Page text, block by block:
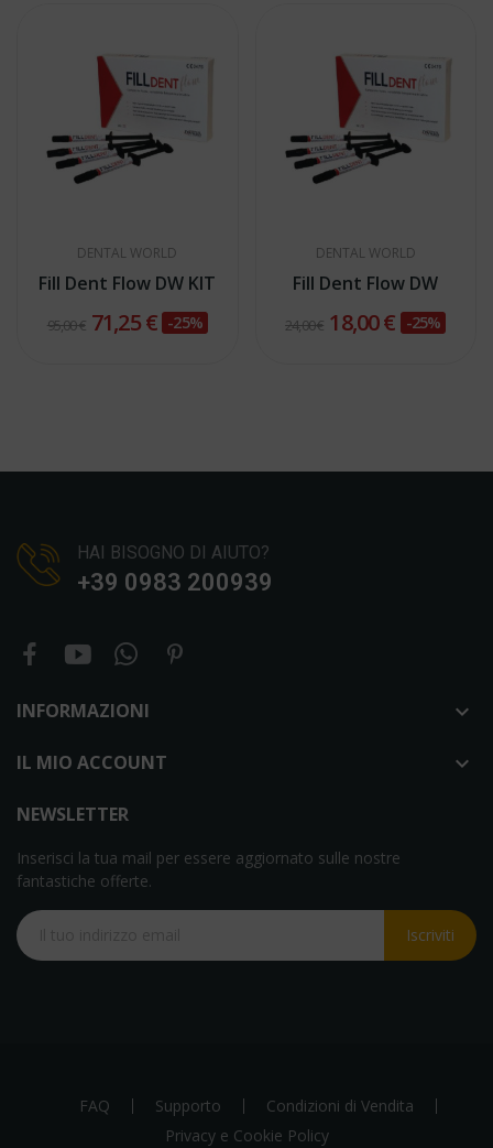
DENTAL WORLD
Fill Dent Flow DW KIT
95,00 € 71,25 € -25%
DENTAL WORLD
Fill Dent Flow DW
24,00 € 18,00 € -25%
HAI BISOGNO DI AIUTO?
+39 0983 200939
INFORMAZIONI 
IL MIO ACCOUNT 
NEWSLETTER
Inserisci la tua mail per essere aggiornato sulle nostre
fantastiche offerte.
Iscriviti
FAQ Supporto
Condizioni di Vendita
Privacy e Cookie Policy